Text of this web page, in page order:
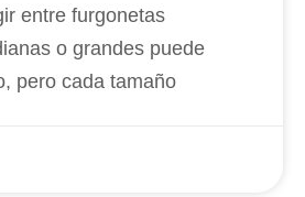
entre furgonetas
o grandes puede
pero cada tamaño